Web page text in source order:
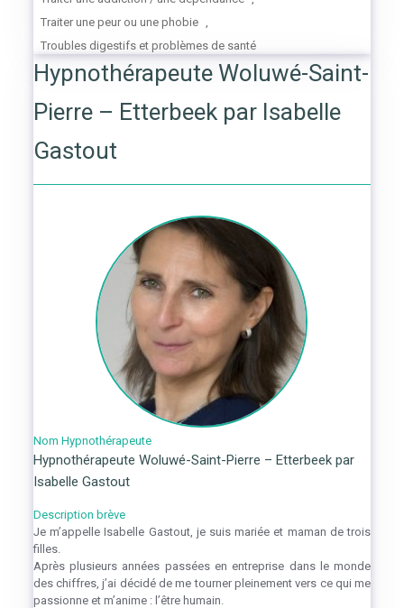
Traiter une peur ou une phobie ,
Troubles digestifs et problèmes de santé
Hypnothérapeute Woluwé-Saint-
Pierre – Etterbeek par Isabelle
Gastout
Nom Hypnothérapeute
Hypnothérapeute Woluwé-Saint-Pierre – Etterbeek par
Isabelle Gastout
Description brève
Je m’appelle Isabelle Gastout, je suis mariée et maman de trois
filles.
Après plusieurs années passées en entreprise dans le monde
des chiffres, j’ai décidé de me tourner pleinement vers ce qui me
passionne et m’anime : l’être humain.